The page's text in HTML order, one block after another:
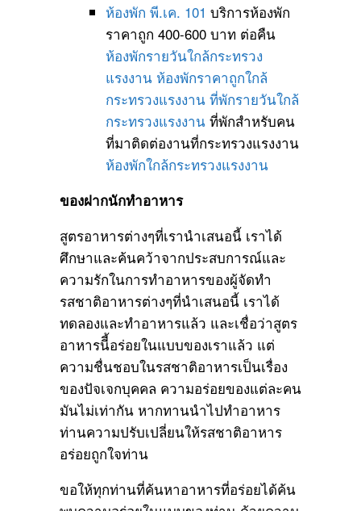
ห้องพัก พี.เค. 101 บริการห้องพัก
ราคาถูก 400-600 บาท ต่อคืน
ห้องพักรายวันใกล้กระทรวง
แรงงาน ห้องพักราคาถูกใกล้
กระทรวงแรงงาน ที่พักรายวันใกล้
กระทรวงแรงงานที่พักสำหรับคน
ที่มาติดต่องานที่กระทรวงแรงงาน
ห้องพักใกล้กระทรวงแรงงาน
ของฝากนักทำอาหาร
สูตรอาหารต่างๆที่เรานำเสนอนี้ เราได้
ศึกษาและค้นคว้าจากประสบการณ์และ
ความรักในการทำอาหารของผู้จัดทำ
รสชาติอาหารต่างๆที่นำเสนอนี้ เราได้
ทดลองและทำอาหารแล้ว และเชื่อว่าสูตร
อาหารนีี้อร่อยในแบบของเราแล้ว แต่
ความชื่นชอบในรสชาติอาหารเป็นเรื่อง
ของปัจเจกบุคคล ความอร่อยของแต่ละคน
มันไม่เท่ากัน หากทานนำไปทำอาหาร
ท่านความปรับเปลี่ยนให้รสชาติอาหาร
อร่อยถูกใจท่าน
ขอให้ทุกท่านที่ค้นหาอาหารที่อร่อยได้ค้น